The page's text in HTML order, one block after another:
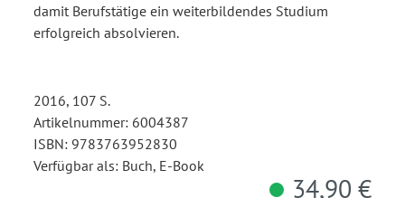
damit Berufstätige ein weiterbildendes Studium
erfolgreich absolvieren.
2016, 107 S.
Artikelnummer: 6004387
ISBN: 9783763952830
Verfügbar als: Buch, E-Book
34,90 €